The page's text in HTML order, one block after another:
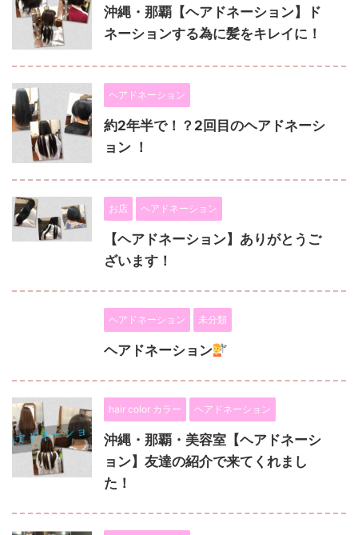
沖縄・那覇【ヘアドネーション】ド
ネーションする為に髪をキレイに！
ヘアドネーション
約2年半で！？2回目のヘアドネーシ
ョン ！
お店 ヘアドネーション
【ヘアドネーション】ありがとうご
ざいます！
ヘアドネーション 未分類
ヘアドネーション
hair color カラー ヘアドネーション
沖縄・那覇・美容室【ヘアドネーシ
ョン】友達の紹介で来てくれまし
た！